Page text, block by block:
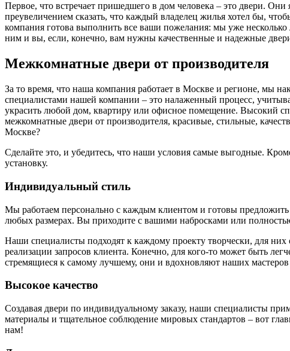
Первое, что встречает пришедшего в дом человека – это двери.
преувеличением сказать, что каждый владелец жилья хотел бы,
компания готова выполнить все ваши пожелания: мы уже несколько
ним и вы, если, конечно, вам нужны качественные и надежные
Межкомнатные двери от производителя
За то время, что наша компания работает в Москве и регионе, мы
специалистами нашей компании – это налаженный процесс,
украсить любой дом, квартиру или офисное помещение. Высокий
межкомнатные двери от производителя, красивые, стильные,
Москве?
Сделайте это, и убедитесь, что наши условия самые выгодные.
установку.
Индивидуальный стиль
Мы работаем персонально с каждым клиентом и готовы предложить
любых размерах. Вы приходите с вашими набросками или
Наши специалисты подходят к каждому проекту творчески, для
реализации запросов клиента. Конечно, для кого-то может быть
стремящиеся к самому лучшему, они и вдохновляют наших мастеров
Высокое качество
Создавая двери по индивидуальному заказу, наши специалисты
материалы и тщательное соблюдение мировых стандартов – вот
нам!